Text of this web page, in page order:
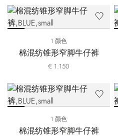
1 颜色
棉混纺锥形窄脚牛仔裤
€ 1.150
1 颜色
棉混纺锥形窄脚牛仔裤